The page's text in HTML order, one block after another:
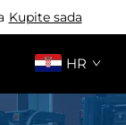
Kupite sada
HR